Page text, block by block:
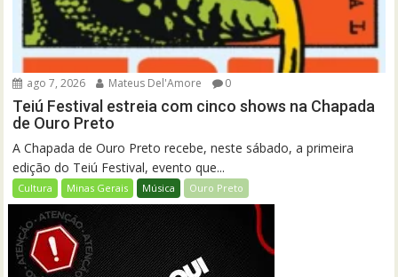
ago 7, 2026 Mateus Del'Amore 0
Teiú Festival estreia com cinco shows na Chapada
de Ouro Preto
A Chapada de Ouro Preto recebe, neste sábado, a primeira
edição do Teiú Festival, evento que...
Cultura Minas Gerais Música Ouro Preto